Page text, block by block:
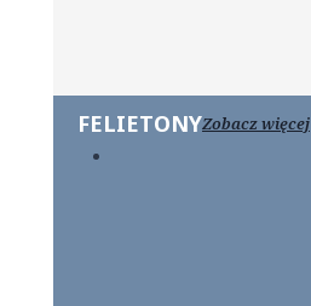
FELIETONYZobacz więcej